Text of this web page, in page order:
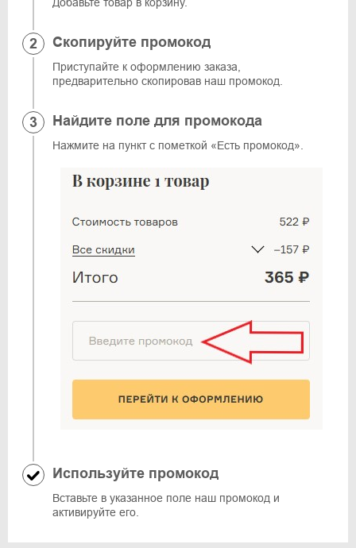
Скопируйте промокод
Приступайте к оформлению заказа,
предварительно скопировав наш промокод.
Найдите поле для промокода
Нажмите на пункт с пометкой «Есть промокод».
Используйте промокод
Вставьте в указанное поле наш промокод и
активируйте его.